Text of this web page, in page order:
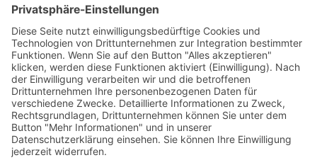
Kontakt
Postanschrift
Traumkatzen e.V.